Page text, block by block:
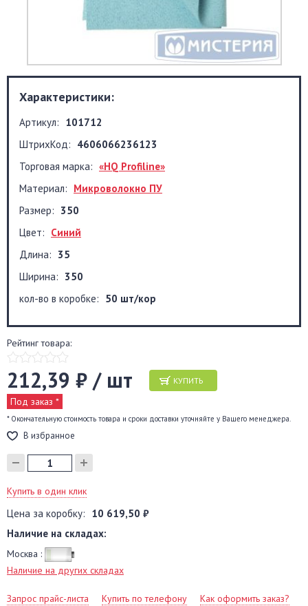
Характеристики:
Артикул: 101712
ШтрихКод: 4606066236123
Торговая марка: «HQ Profiline»
Материал: Микроволокно ПУ
Размер: 350
Цвет: Синий
Длина: 35
Ширина: 350
кол-во в коробке: 50 шт/кор
Рейтинг товара:
212,39 ₽ / шт КУПИТЬ
Под заказ *
* Окончательную стоимость товара и сроки доставки уточняйте у Вашего менеджера.
В избранное
Купить в один клик
Цена за коробку: 10 619,50 ₽
Наличие на складах:
Москва :
Наличие на других складах
Запрос прайс-листа Купить по телефону
Как оформить заказ?